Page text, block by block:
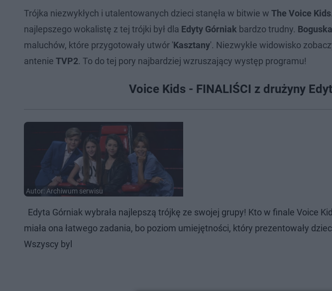
Trójka niezwykłych i utalentowanych dzieci stanęła w bitwie w The Voice Kids
najlepszego wokalistę z tej trójki był dla Edyty Górniak bardzo trudny.
maluchów, które przygotowały utwór 'Kasztany'. Niezwykłe widowisko
antenie TVP2. To do tej pory najbardziej wzruszający występ programu!
Voice Kids - FINALIŚCI z drużyny
Autor: Archiwum serwisu
Edyta Górniak wybrała najlepszą trójkę ze swojej grupy! Kto w finale Voice
miała ona łatwego zadania, bo poziom umiejętności, który prezentowały
Wszyscy byl